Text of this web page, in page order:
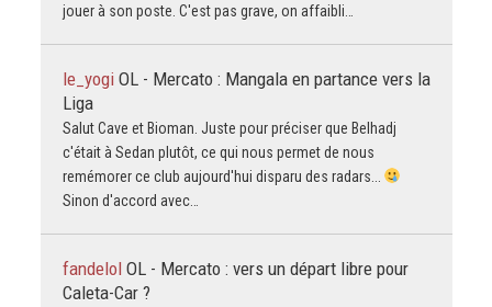
jouer à son poste. C'est pas grave, on affaibli…
le_yogi OL - Mercato : Mangala en partance vers la
Liga
Salut Cave et Bioman. Juste pour préciser que Belhadj
c'était à Sedan plutôt, ce qui nous permet de nous
remémorer ce club aujourd'hui disparu des radars...
Sinon d'accord avec…
fandelol OL - Mercato : vers un départ libre pour
Caleta-Car ?